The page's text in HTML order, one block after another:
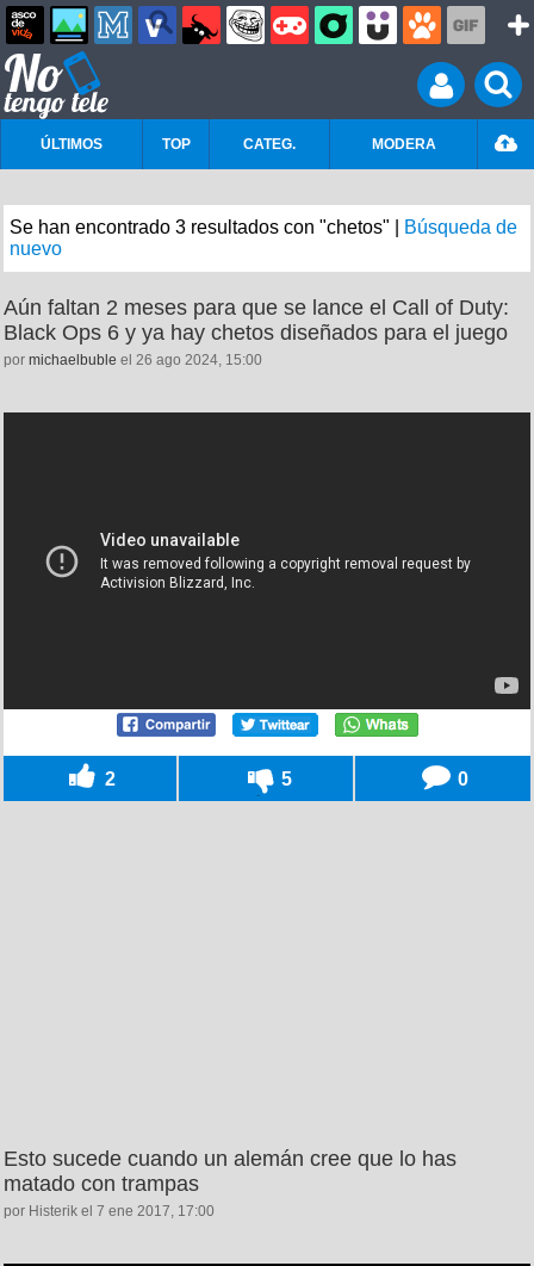
ÚLTIMOS TOP CATEG. MODERA
Se han encontrado 3 resultados con "chetos" |
Búsqueda de
nuevo
Aún faltan 2 meses para que se lance el Call of Duty:
Black Ops 6 y ya hay chetos diseñados para el juego
por michaelbuble el 26 ago 2024, 15:00
2 5 0
Esto sucede cuando un alemán cree que lo has
matado con trampas
por Histerik el 7 ene 2017, 17:00